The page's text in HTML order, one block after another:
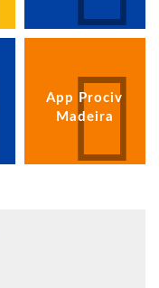
App Prociv
Madeira